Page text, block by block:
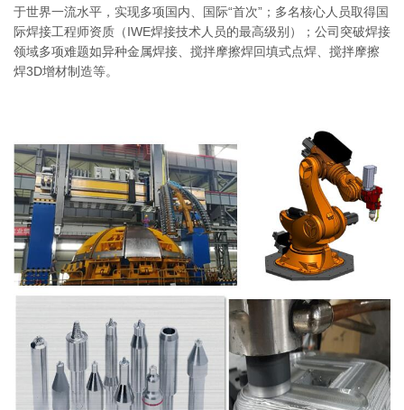
于世界一流水平，实现多项国内、国际“首次”；多名核心人员取得国
际焊接工程师资质（IWE焊接技术人员的最高级别）；公司突破焊接
领域多项难题如异种金属焊接、搅拌摩擦焊回填式点焊、搅拌摩擦
焊3D增材制造等。